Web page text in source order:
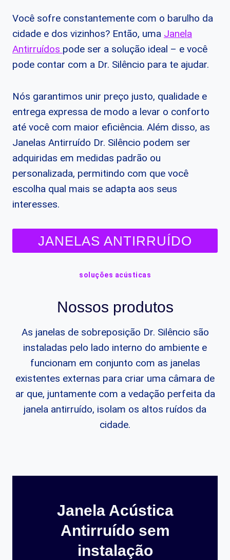
Você sofre constantemente com o barulho da
cidade e dos vizinhos? Então, uma Janela
Antirruídos pode ser a solução ideal – e você
pode contar com a Dr. Silêncio para te ajudar.
Nós garantimos unir preço justo, qualidade e
entrega expressa de modo a levar o conforto
até você com maior eficiência. Além disso, as
Janelas Antirruído Dr. Silêncio podem ser
adquiridas em medidas padrão ou
personalizada, permitindo com que você
escolha qual mais se adapta aos seus
interesses.
JANELAS ANTIRRUÍDO
soluções acústicas
Nossos produtos
As janelas de sobreposição Dr. Silêncio são
instaladas pelo lado interno do ambiente e
funcionam em conjunto com as janelas
existentes externas para criar uma câmara de
ar que, juntamente com a vedação perfeita da
janela antirruído, isolam os altos ruídos da
cidade.
Janela Acústica
Antirruído sem
instalação